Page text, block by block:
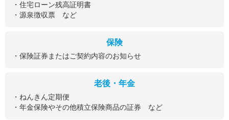
・住宅ローン残高証明書
・源泉徴収票 など
保険
・保険証券またはご契約内容のお知らせ
老後・年金
・ねんきん定期便
・年金保険やその他積立保険商品の証券 など